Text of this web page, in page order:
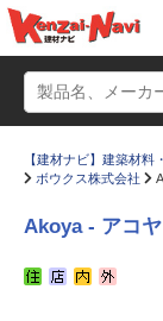
【建材ナビ】建築材料
ボウクス株式会社
Akoya - アコヤ